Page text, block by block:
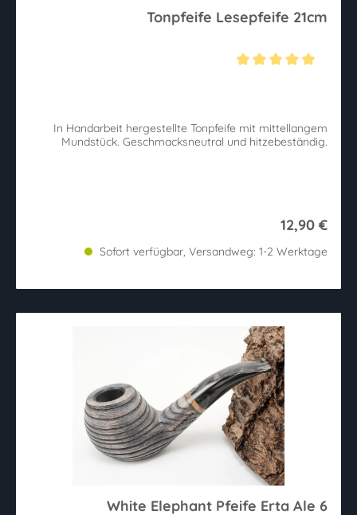
Tonpfeife Lesepfeife 21cm
In Handarbeit hergestellte Tonpfeife mit mittellangem
Mundstück. Geschmacksneutral und hitzebeständig.
12,90 €
Sofort verfügbar, Versandweg: 1-2 Werktage
White Elephant Pfeife Erta Ale 6